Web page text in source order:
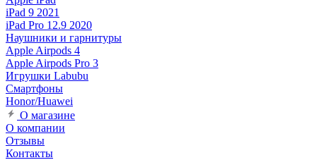
iPad 9 2021
iPad Pro 12.9 2020
Наушники и гарнитуры
Apple Airpods 4
Apple Airpods Pro 3
Игрушки Labubu
Смартфоны
Honor/Huawei
О магазине
О компании
Отзывы
Контакты